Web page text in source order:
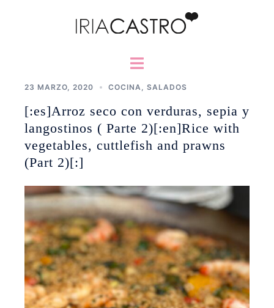
Alternar
23 MARZO, 2020 COCINA SALADOS
[:es]Arroz seco con verduras, sepia y
langostinos ( Parte 2)[:en]Rice with
vegetables, cuttlefish and prawns
(Part 2)[:]